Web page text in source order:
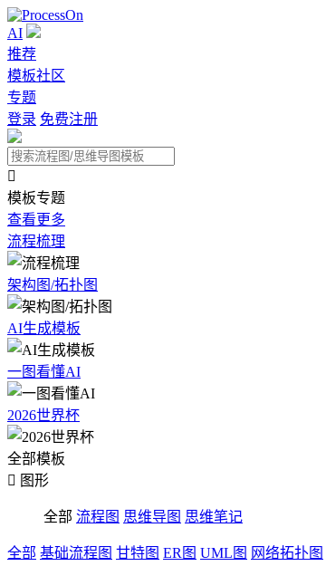
AI
推荐
模板社区
专题
登录 免费注册

模板专题
查看更多
流程梳理
架构图/拓扑图
AI生成模板
一图看懂AI
2026世界杯
全部模板
 图形
全部 流程图 思维导图 思维笔记
全部 基础流程图 甘特图 ER图 UML图 网络拓扑图